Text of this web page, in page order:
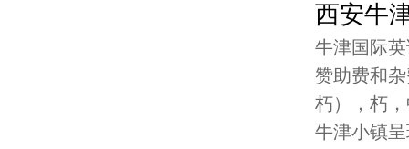
西安牛
牛津国际
赞助费和
朽），朽
牛津小镇